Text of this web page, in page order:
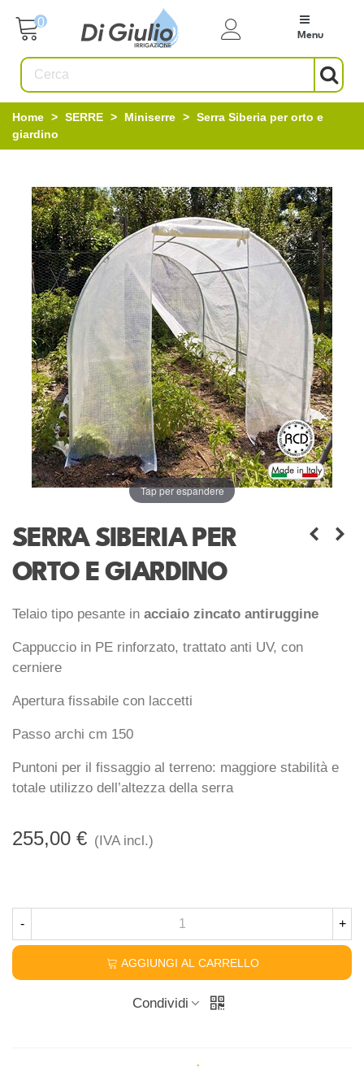
0
Menu
Home > SERRE > Miniserre > Serra Siberia per orto e
giardino
Tap per espandere
SERRA SIBERIA PER
ORTO E GIARDINO
Telaio tipo pesante in acciaio zincato antiruggine
Cappuccio in PE rinforzato, trattato anti UV, con
cerniere
Apertura fissabile con laccetti
Passo archi cm 150
Puntoni per il fissaggio al terreno: maggiore stabilità e
totale utilizzo dell’altezza della serra
255,00 € (IVA incl.)
- +
AGGIUNGI AL CARRELLO
Condividi